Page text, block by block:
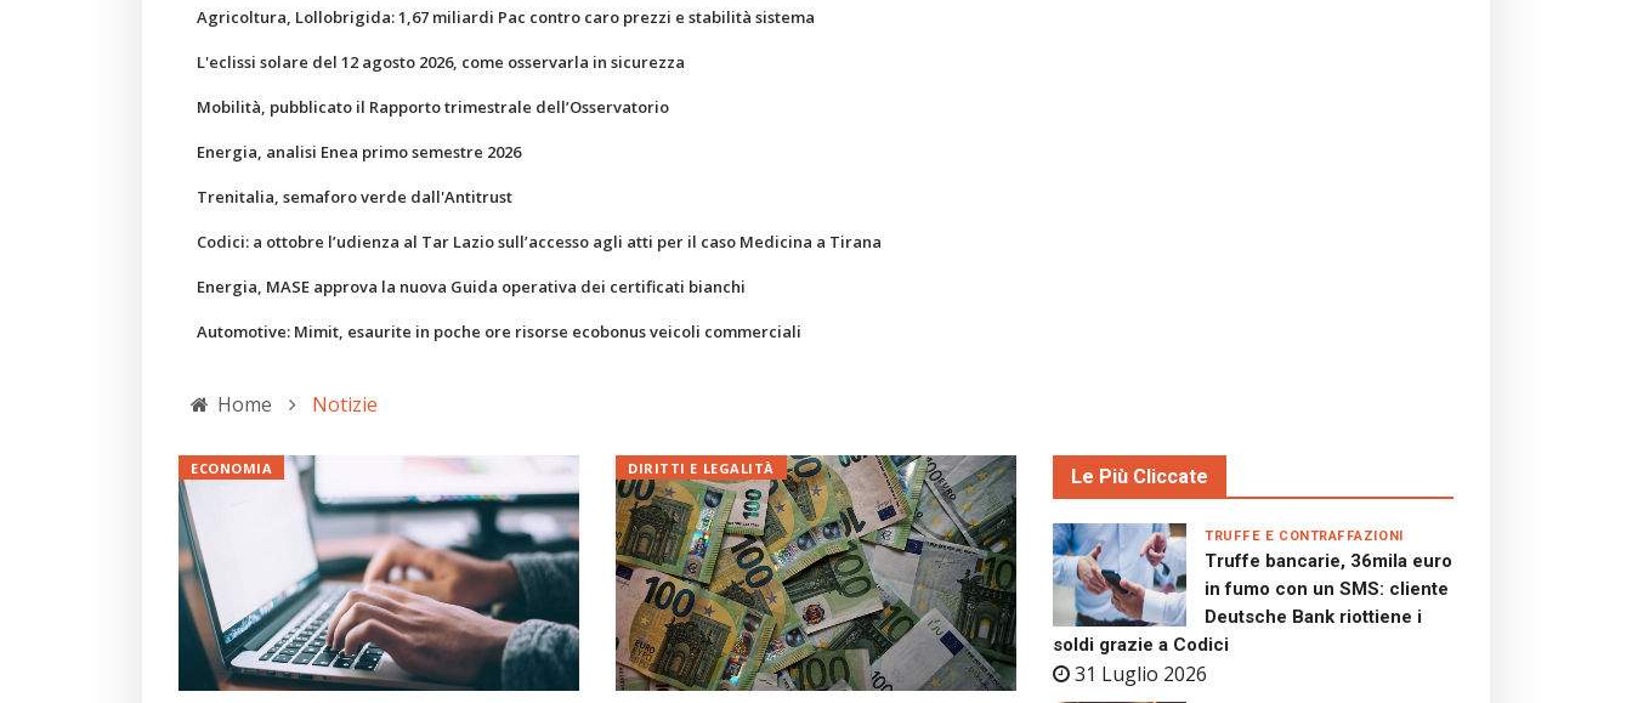
Agricoltura, Lollobrigida: 1,67 miliardi Pac contro caro prezzi e stabilità sistema
L'eclissi solare del 12 agosto 2026, come osservarla in sicurezza
Mobilità, pubblicato il Rapporto trimestrale dell’Osservatorio
Energia, analisi Enea primo semestre 2026
Trenitalia, semaforo verde dall'Antitrust
Codici: a ottobre l’udienza al Tar Lazio sull’accesso agli atti per il caso Medicina a Tirana
Energia, MASE approva la nuova Guida operativa dei certificati bianchi
Automotive: Mimit, esaurite in poche ore risorse ecobonus veicoli commerciali
Home Notizie
ECONOMIA DIRITTI E LEGALITÀ Le Più Cliccate
Truffe bancarie, 36mila euro
in fumo con un SMS: cliente
Deutsche Bank riottiene i
soldi grazie a Codici
31 Luglio 2026
TRUFFE E CONTRAFFAZIONI